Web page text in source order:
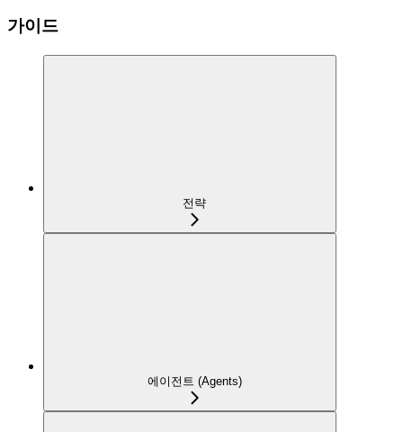
가이드
전략
에이전트 (Agents)